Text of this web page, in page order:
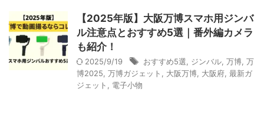
【2025年版】大阪万博スマホ用ジンバ
ル注意点とおすすめ5選｜番外編カメラ
も紹介！
2025/9/19 おすすめ5選 ジンバル 万博 万
博2025 万博ガジェット 大阪万博 大阪府 最新ガ
ジェット
電子小物